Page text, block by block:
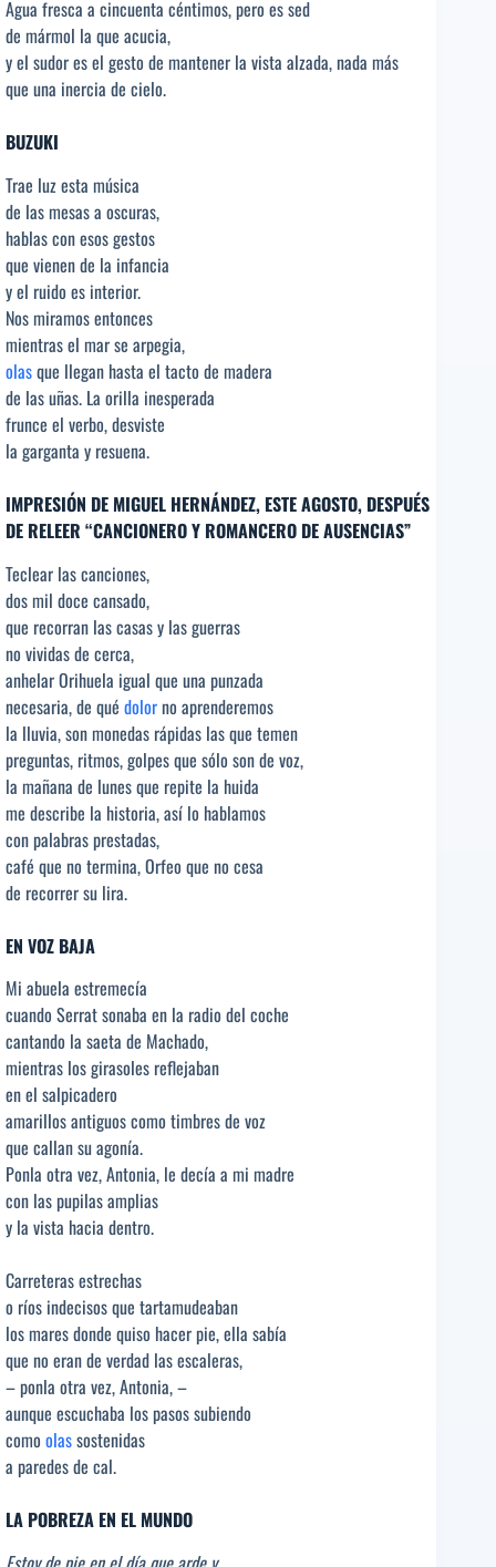
Agua fresca a cincuenta céntimos, pero es sed
de mármol la que acucia,
y el sudor es el gesto de mantener la vista alzada, nada más
que una inercia de cielo.
BUZUKI
Trae luz esta música
de las mesas a oscuras,
hablas con esos gestos
que vienen de la infancia
y el ruido es interior.
Nos miramos entonces
mientras el mar se arpegia,
olasque llegan hasta el tacto de madera
de las uñas. La orilla inesperada
frunce el verbo, desviste
la garganta y resuena.
IMPRESIÓN DE MIGUEL HERNÁNDEZ, ESTE AGOSTO, DESPUÉS
DE RELEER “CANCIONERO Y ROMANCERO DE AUSENCIAS”
Teclear las canciones,
dos mil doce cansado,
que recorran las casas y las guerras
no vividas de cerca,
anhelar Orihuela igual que una punzada
necesaria, de qué dolorno aprenderemos
la lluvia, son monedas rápidas las que temen
preguntas, ritmos, golpes que sólo son de voz,
la mañana de lunes que repite la huida
me describe la historia, así lo hablamos
con palabras prestadas,
café que no termina, Orfeo que no cesa
de recorrer su lira.
EN VOZ BAJA
Mi abuela estremecía
cuando Serrat sonaba en la radio del coche
cantando la saeta de Machado,
mientras los girasoles reflejaban
en el salpicadero
amarillos antiguos como timbres de voz
que callan su agonía.
Ponla otra vez, Antonia, le decía a mi madre
con las pupilas amplias
y la vista hacia dentro.
Carreteras estrechas
o ríos indecisos que tartamudeaban
los mares donde quiso hacer pie, ella sabía
que no eran de verdad las escaleras,
– ponla otra vez, Antonia, –
aunque escuchaba los pasos subiendo
como olassostenidas
a paredes de cal.
LA POBREZA EN EL MUNDO